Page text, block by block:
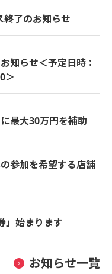
了のお知らせ
知らせ＜予定日時：
＞
最大30万円を補助
参加を希望する店舗
」始まります
お知らせ一覧